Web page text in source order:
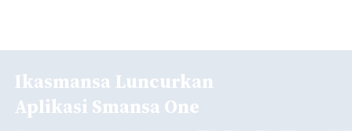
Ikasmansa Luncurkan
Aplikasi Smansa One